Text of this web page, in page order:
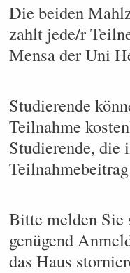
Die beiden
zahlt jede/r
Mensa der Uni
Studierende
Teilnahme
Studierende, die
Bitte melden Sie
genügend
das Haus